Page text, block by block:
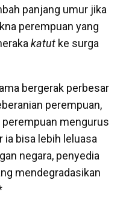
panjang umur jika
perempuan yang
katut ke surga
bergerak perbesar
perempuan,
mengurus
ia bisa lebih leluasa
negara, penyedia
mendegradasikan